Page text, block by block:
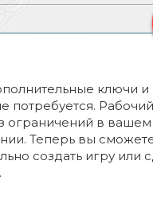
ключи и
потребуется.
ограничений в
Теперь вы
создать игру или